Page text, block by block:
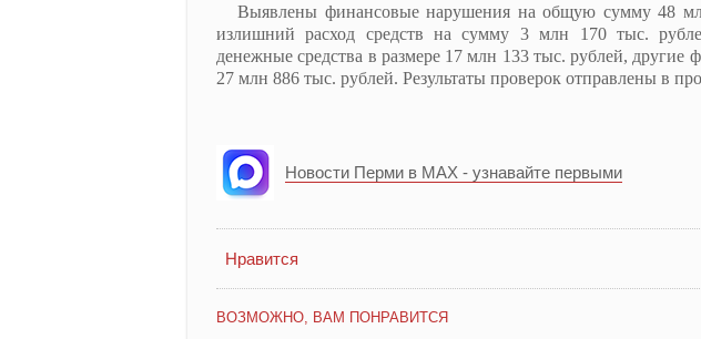
Выявлены финансовые нарушения на общую сумму 48
излишний расход средств на сумму 3 млн 170 тыс.
денежные средства в размере 17 млн 133 тыс. рублей, другие
27 млн 886 тыс. рублей. Результаты проверок отправлены в
Новости Перми в MAX - узнавайте первыми
Нравится
ВОЗМОЖНО, ВАМ ПОНРАВИТСЯ